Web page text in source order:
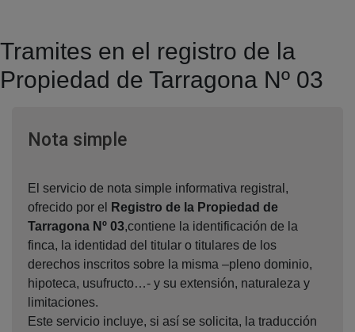
Tramites en el registro de la
Propiedad de Tarragona Nº 03
Nota simpleVentana nueva
El servicio de nota simple informativa registral,
ofrecido por el
Registro de la Propiedad de
Tarragona Nº 03,contiene la identificación de la
finca, la identidad del titular o titulares de los
derechos inscritos sobre la misma –pleno dominio,
hipoteca, usufructo…- y su extensión, naturaleza y
limitaciones.
Este servicio incluye, si así se solicita, la traducción